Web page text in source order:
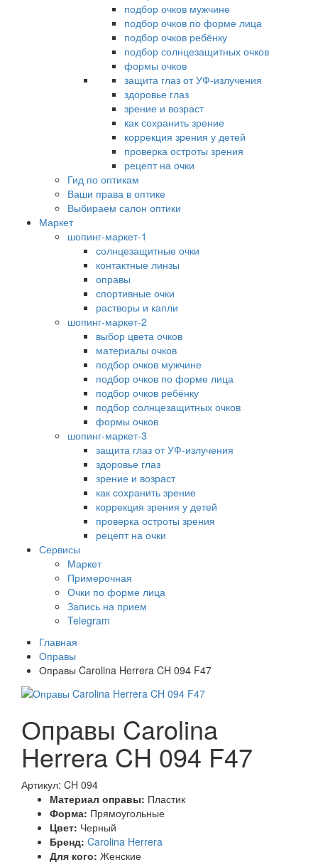
подбор очков мужчине
подбор очков по форме лица
подбор очков ребёнку
подбор солнцезащитных очков
формы очков
защита глаз от УФ-излучения
здоровье глаз
зрение и возраст
как сохранить зрение
коррекция зрения у детей
проверка остроты зрения
рецепт на очки
Гид по оптикам
Ваши права в оптике
Выбираем салон оптики
Маркет
шопинг-маркет-1
солнцезащитные очки
контактные линзы
оправы
спортивные очки
растворы и капли
шопинг-маркет-2
выбор цвета очков
материалы очков
подбор очков мужчине
подбор очков по форме лица
подбор очков ребёнку
подбор солнцезащитных очков
формы очков
шопинг-маркет-3
защита глаз от УФ-излучения
здоровье глаз
зрение и возраст
как сохранить зрение
коррекция зрения у детей
проверка остроты зрения
рецепт на очки
Сервисы
Маркет
Примерочная
Очки по форме лица
Запись на прием
Telegram
Главная
Оправы
Оправы Carolina Herrera CH 094 F47
Оправы Carolina
Herrera CH 094 F47
Артикул: CH 094
Материал оправы: Пластик
Форма: Прямоугольные
Цвет: Черный
Бренд: Carolina Herrera
Для кого: Женские